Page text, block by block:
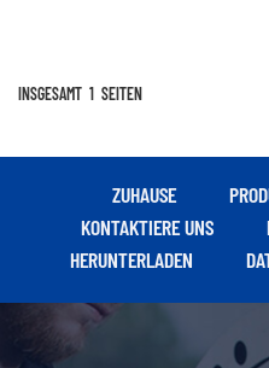
Südchina
INSGESAMT 1 SEITEN
ZUHAUSE
KONTAKTIERE UNS
HERUNTERLADEN